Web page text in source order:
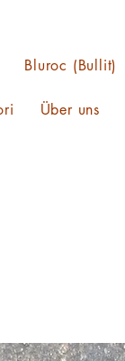
Bluroc (Bullit)
Über uns